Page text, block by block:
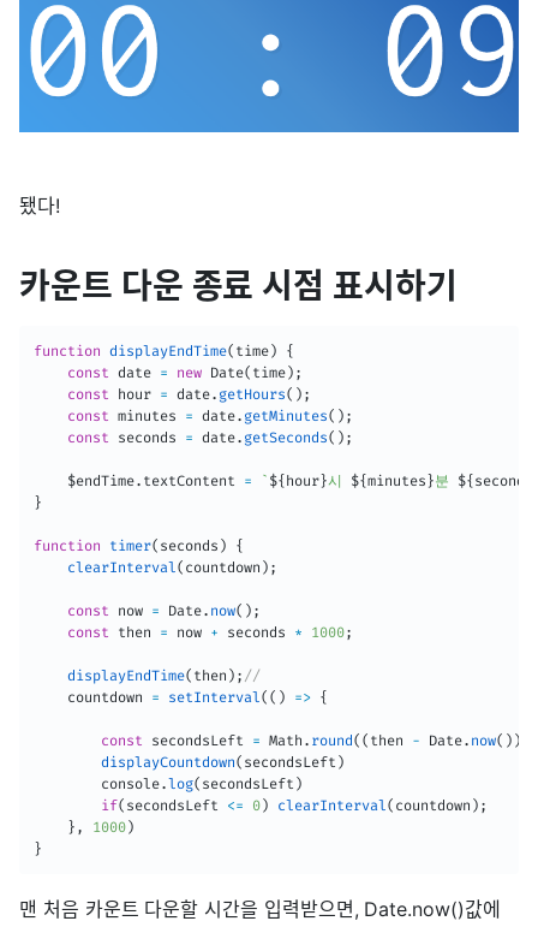
됐다!
카운트 다운 종료 시점 표시하기
function displayEndTime( time)
{
const date = new Date( time) ;
const hour = date. getHours( ) ;
const minutes = date. getMinutes( ) ;
const seconds = date. getSeconds( ) ;
    $endTime
. textContent = ` ${hour}시 ${minutes}분 ${seconds
}
function timer( seconds )
{
clearInterval( countdown ) ;
const now = Date. now( ) ;
const then = now + seconds * 1000;
displayEndTime( then ) ; //
    countdown
= setInterval( ( ) => {
const secondsLeft = Math . round( ( then - Date. now( ) )
displayCountdown( secondsLeft )
        console
.log( secondsLeft )
if( secondsLeft <= 0) clearInterval( countdown ) ;
} , 1000)
}
맨 처음 카운트 다운할 시간을 입력받으면, Date.now()값에